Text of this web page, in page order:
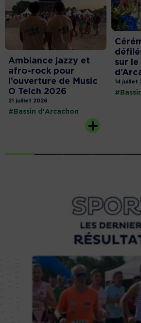
Ambiance jazzy et
afro-rock pour
l’ouverture de Music
O Teich 2026
21 juillet 2026
#Bassin d'Arcachon
sur le
14 juillet